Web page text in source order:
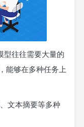
型往往需要大量的
能够在多种任务上
文本摘要等多种